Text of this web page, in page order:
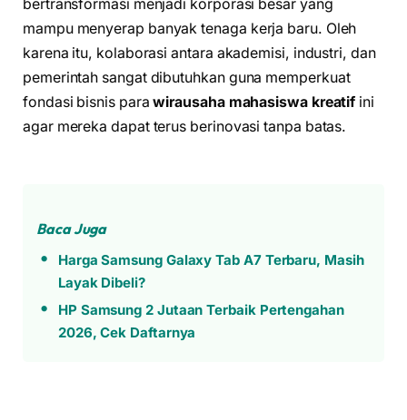
bertransformasi menjadi korporasi besar yang
mampu menyerap banyak tenaga kerja baru. Oleh
karena itu, kolaborasi antara akademisi, industri, dan
pemerintah sangat dibutuhkan guna memperkuat
fondasi bisnis parawirausaha mahasiswa kreatif ini
agar mereka dapat terus berinovasi tanpa batas.
Baca Juga
Harga Samsung Galaxy Tab A7 Terbaru, Masih
Layak Dibeli?
HP Samsung 2 Jutaan Terbaik Pertengahan
2026, Cek Daftarnya